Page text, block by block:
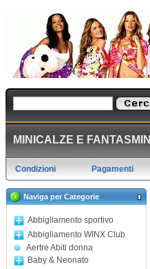
MINICALZE E FANTASMINI
Condizioni Pagamenti
Naviga per Categorie
Abbigliamento sportivo
Abbigliamento WINX Club
Aertre Abiti donna
Baby & Neonato